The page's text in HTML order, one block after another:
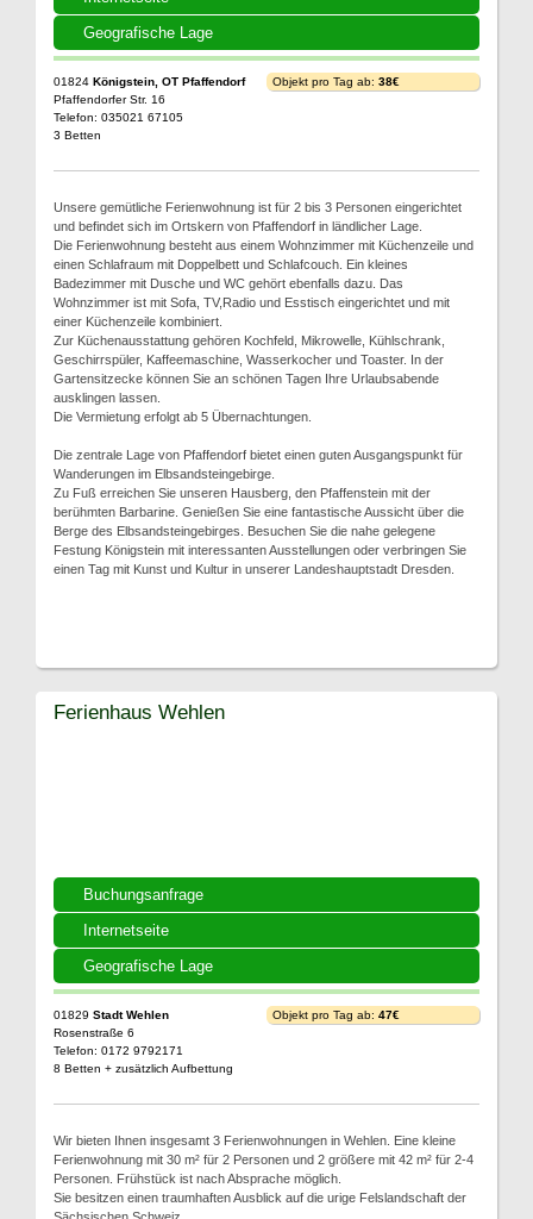
Geografische Lage
01824 Königstein, OT Pfaffendorf
Pfaffendorfer Str. 16
Telefon: 035021 67105
3 Betten
Objekt pro Tag ab: 38€
Unsere gemütliche Ferienwohnung ist für 2 bis 3 Personen eingerichtet
und befindet sich im Ortskern von Pfaffendorf in ländlicher Lage.
Die Ferienwohnung besteht aus einem Wohnzimmer mit Küchenzeile und
einen Schlafraum mit Doppelbett und Schlafcouch. Ein kleines
Badezimmer mit Dusche und WC gehört ebenfalls dazu. Das
Wohnzimmer ist mit Sofa, TV,Radio und Esstisch eingerichtet und mit
einer Küchenzeile kombiniert.
Zur Küchenausstattung gehören Kochfeld, Mikrowelle, Kühlschrank,
Geschirrspüler, Kaffeemaschine, Wasserkocher und Toaster. In der
Gartensitzecke können Sie an schönen Tagen Ihre Urlaubsabende
ausklingen lassen.
Die Vermietung erfolgt ab 5 Übernachtungen.
Die zentrale Lage von Pfaffendorf bietet einen guten Ausgangspunkt für
Wanderungen im Elbsandsteingebirge.
Zu Fuß erreichen Sie unseren Hausberg, den Pfaffenstein mit der
berühmten Barbarine. Genießen Sie eine fantastische Aussicht über die
Berge des Elbsandsteingebirges. Besuchen Sie die nahe gelegene
Festung Königstein mit interessanten Ausstellungen oder verbringen Sie
einen Tag mit Kunst und Kultur in unserer Landeshauptstadt Dresden.
Buchungsanfrage
Internetseite
Geografische Lage
Ferienhaus Wehlen
01829 Stadt Wehlen
Rosenstraße 6
Telefon: 0172 9792171
8 Betten + zusätzlich Aufbettung
Objekt pro Tag ab: 47€
Wir bieten Ihnen insgesamt 3 Ferienwohnungen in Wehlen. Eine kleine
Ferienwohnung mit 30 m² für 2 Personen und 2 größere mit 42 m² für 2-4
Personen. Frühstück ist nach Absprache möglich.
Sie besitzen einen traumhaften Ausblick auf die urige Felslandschaft der